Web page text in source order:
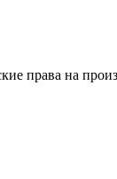
права на